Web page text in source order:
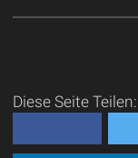
Diese Seite Teilen: